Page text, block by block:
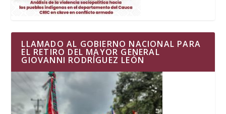
LLAMADO AL GOBIERNO NACIONAL PARA
EL RETIRO DEL MAYOR GENERAL
GIOVANNI RODRÍGUEZ LEÓN